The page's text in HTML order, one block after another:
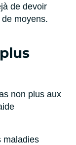
de devoir
moyens.
non plus aux
maladies